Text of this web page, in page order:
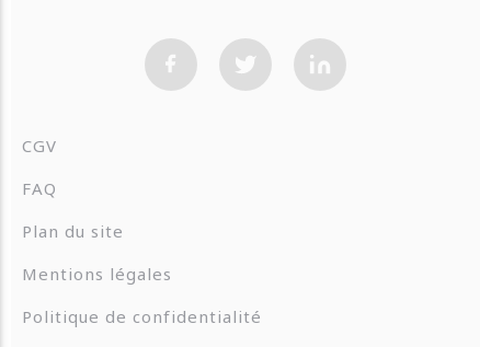
CGV
FAQ
Plan du site
Mentions légales
Politique de confidentialité